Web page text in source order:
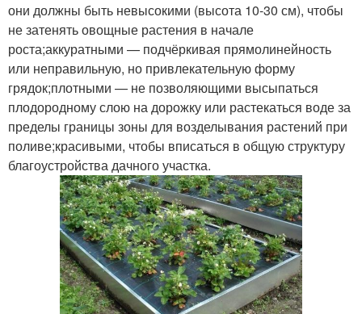
они должны быть невысокими (высота 10-30 см), чтобы
не затенять овощные растения в начале
роста;аккуратными — подчёркивая прямолинейность
или неправильную, но привлекательную форму
грядок;плотными — не позволяющими высыпаться
плодородному слою на дорожку или растекаться воде за
пределы границы зоны для возделывания растений при
поливе;красивыми, чтобы вписаться в общую структуру
благоустройства дачного участка.